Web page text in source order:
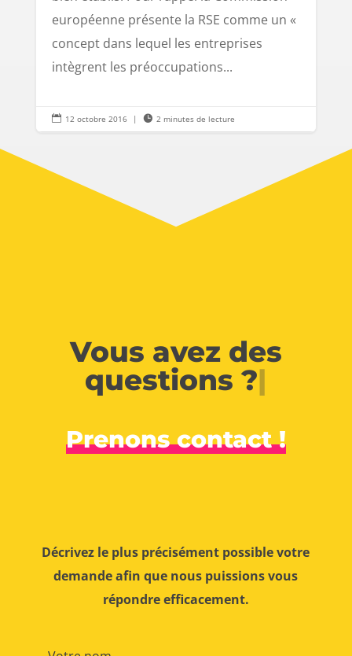
européenne présente la RSE comme un «
concept dans lequel les entreprises
intègrent les préoccupations...
 12 octobre 2016 |  2 minutes de lecture
Vous avez des
questions ?|
Prenons contact !
Décrivez le plus précisément possible votre
demande afin que nous puissions vous
répondre efficacement.